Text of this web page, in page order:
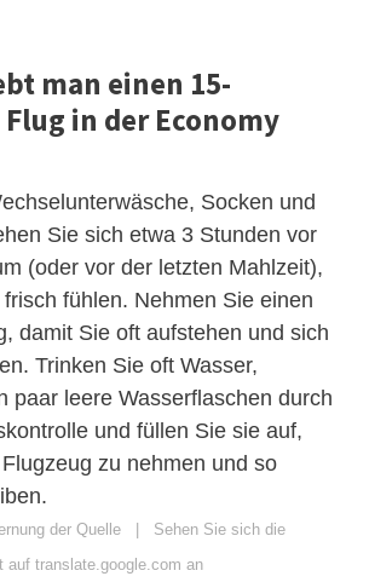
man einen 15-
in der Economy
Socken und
Sie sich etwa 3 Stunden vor
(oder vor der letzten Mahlzeit),
fühlen. Nehmen Sie einen
damit Sie oft aufstehen und sich
Trinken Sie oft Wasser,
paar leere Wasserflaschen durch
und füllen Sie sie auf,
zu nehmen und so
der Quelle | Sehen Sie sich die
auf translate.google.com an